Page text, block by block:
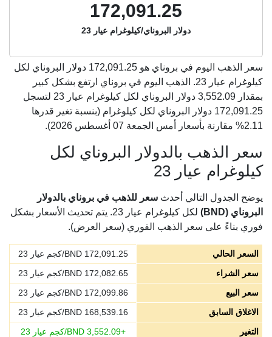
172,091.25
دولار البروناي/كيلوغرام عيار 23
سعر الذهب اليوم في بروناي هو 172,091.25 دولار البروناي لكل
كيلوغرام عيار 23. الذهب اليوم في بروناي ارتفع بشكل كبير
بمقدار 3,552.09 دولار البروناي لكل كيلوغرام عيار 23 لتسجل
172,091.25 دولار البروناي لكل كيلوغرام (بنسبة تغير قدرها
2.11% مقارنة بأسعار أمس الجمعة 07 أغسطس 2026).
سعر الذهب بالدولار البروناي لكل
كيلوغرام عيار 23
يوضح الجدول التالي أحدث سعر للذهب في بروناي بالدولار
البروناي (BND)
لكل كيلوغرام عيار 23. يتم تحديث الأسعار بشكل
فوري بناءً على سعر الذهب الفوري (سعر العرض).
السعر الحالي 172,091.25 BND/كجم عيار 23
سعر الشراء
172,082.65 BND/كجم عيار 23
سعر البيع
172,099.86 BND/كجم عيار 23
الاغلاق السابق
168,539.16 BND/كجم عيار 23
التغير
+
3,552.09 BND/كجم عيار 23